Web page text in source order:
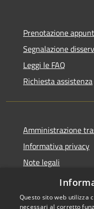
Prenotazione
Segnalazione
Leggi le FAQ
Richiesta assistenza
Amministrazione
Informativa privacy
Note legali
Dichiarazione di
Questo sito web utilizza
necessari al corretto